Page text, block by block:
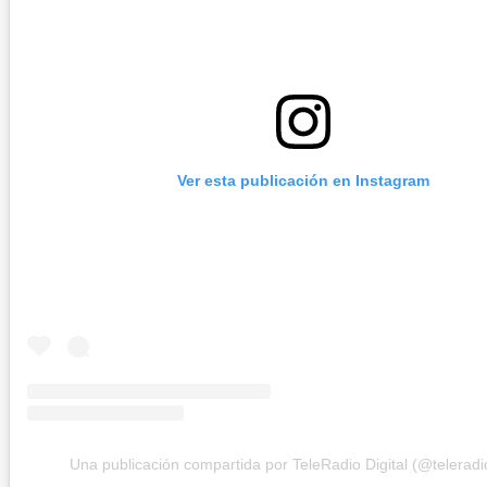
Ver esta publicación en Instagram
Una publicación compartida por TeleRadio Digital